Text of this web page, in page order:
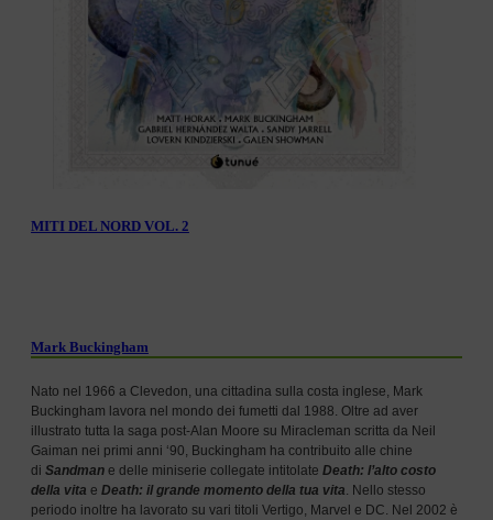
MITI DEL NORD VOL. 2
Mark Buckingham
Nato nel 1966 a Clevedon, una cittadina sulla costa inglese, Mark
Buckingham lavora nel mondo dei fumetti dal 1988. Oltre ad aver
illustrato tutta la saga post-Alan Moore su Miracleman scritta da Neil
Gaiman nei primi anni ‘90, Buckingham ha contribuito alle chine
di Sandman e delle miniserie collegate intitolate Death: l’alto costo
della vita e Death: il grande momento della tua vita. Nello stesso
periodo inoltre ha lavorato su vari titoli Vertigo, Marvel e DC. Nel 2002 è